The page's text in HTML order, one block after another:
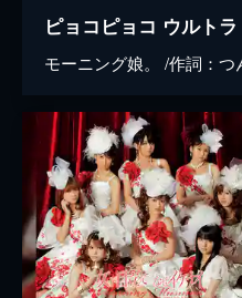
ピョコピョコ ウルトラ
モーニング娘。 /作詞：つ